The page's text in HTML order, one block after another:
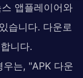
앱플레이어와
습니다. 다운로
니다.
는, "APK 다운